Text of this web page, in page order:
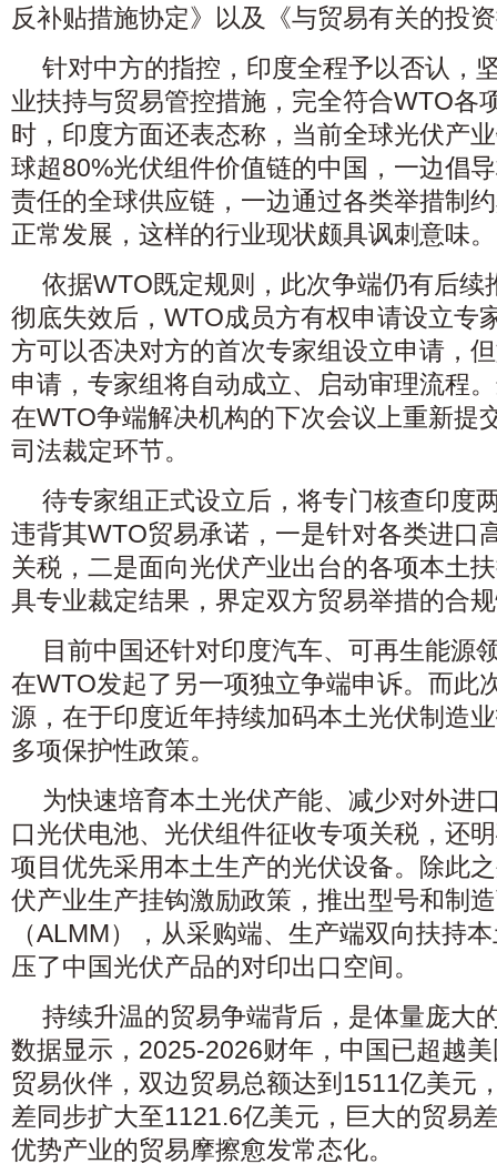
反补贴措施协定》以及《与贸易有关的投
针对中方的指控，印度全程予以否认，
业扶持与贸易管控措施，完全符合WTO各
时，印度方面还表态称，当前全球光伏产
球超80%光伏组件价值链的中国，一边倡
责任的全球供应链，一边通过各类举措制
正常发展，这样的行业现状颇具讽刺意味。
依据WTO既定规则，此次争端仍有后续
彻底失效后，WTO成员方有权申请设立专
方可以否决对方的首次专家组设立申请，
申请，专家组将自动成立、启动审理流程
在WTO争端解决机构的下次会议上重新提
司法裁定环节。
待专家组正式设立后，将专门核查印度
违背其WTO贸易承诺，一是针对各类进口
关税，二是面向光伏产业出台的各项本土
具专业裁定结果，界定双方贸易举措的合
目前中国还针对印度汽车、可再生能源
在WTO发起了另一项独立争端申诉。而此
源，在于印度近年持续加码本土光伏制造
多项保护性政策。
为快速培育本土光伏产能、减少对外进
口光伏电池、光伏组件征收专项关税，还
项目优先采用本土生产的光伏设备。除此
伏产业生产挂钩激励政策，推出型号和制
（ALMM），从采购端、生产端双向扶持
压了中国光伏产品的对印出口空间。
持续升温的贸易争端背后，是体量庞大
数据显示，2025-2026财年，中国已超越
贸易伙伴，双边贸易总额达到1511亿美元
差同步扩大至1121.6亿美元，巨大的贸易
优势产业的贸易摩擦愈发常态化。